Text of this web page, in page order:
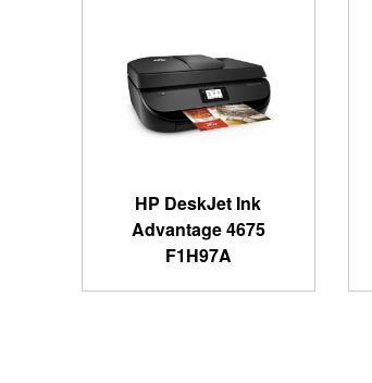
HP DeskJet Ink
Advantage 4675
F1H97A